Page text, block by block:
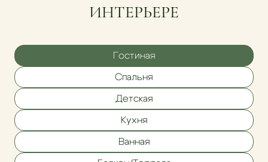
ИНТЕРЬЕРЕ
Гостиная
Спальня
Детская
Кухня
Ванная